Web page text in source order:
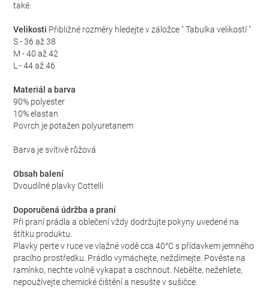
také.
Velikosti Přibližné rozměry hledejte v záložce " Tabulka velikostí "
S - 36 až 38
M - 40 až 42
L - 44 až 46
Materiál a barva
90% polyester
10% elastan
Povrch je potažen polyuretanem
Barva je svítivě růžová
Obsah balení
Dvoudílné plavky Cottelli
Doporučená údržba a praní
Při praní prádla a oblečení vždy dodržujte pokyny uvedené na
štítku produktu.
Plavky perte v ruce ve vlažné vodě cca 40°C s přídavkem jemného
pracího prostředku. Prádlo vymáchejte, neždímejte. Pověste na
ramínko, nechte volně vykapat a oschnout. Nebělte, nežehlete,
nepoužívejte chemické čištění a nesušte v sušičce.